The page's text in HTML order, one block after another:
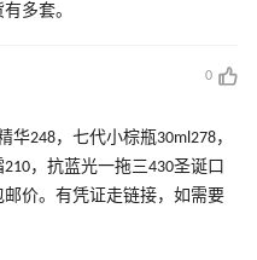
多套。
0
华248，七代小棕瓶30ml278，
，抗蓝光一拖三430圣诞口
价。有凭证走链接，如需要